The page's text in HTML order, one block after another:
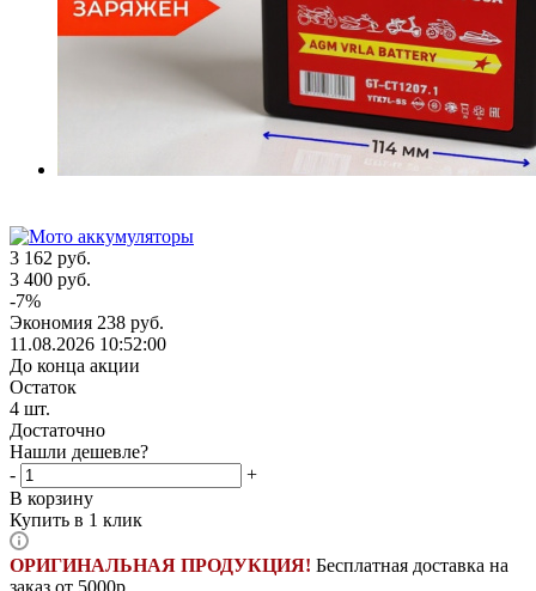
3 162 руб.
3 400 руб.
-7%
Экономия 238 руб.
11.08.2026 10:52:00
До конца акции
Остаток
4 шт.
Достаточно
Нашли дешевле?
-
+
В корзину
Купить в 1 клик
ОРИГИНАЛЬНАЯ ПРОДУКЦИЯ! Бесплатная доставка на
заказ от 5000р